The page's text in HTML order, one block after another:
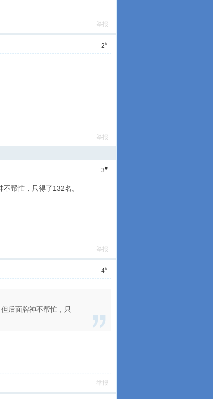
举报
2#
举报
3#
帮忙，只得了132名。
举报
4#
后面牌神不帮忙，只
举报